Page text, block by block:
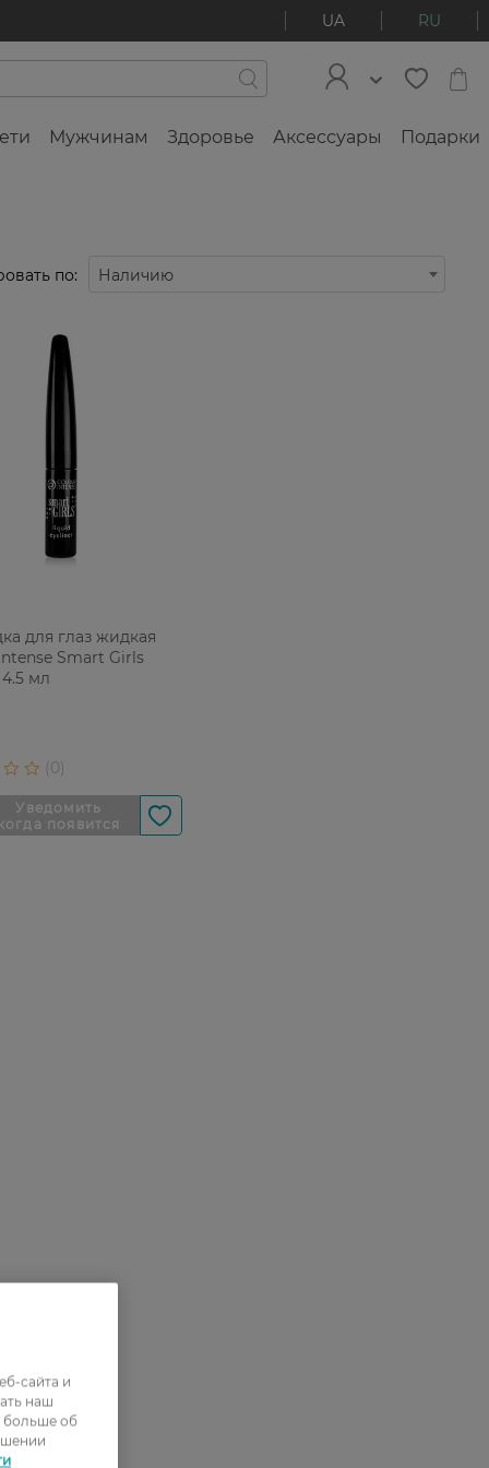
UA RU
Мужчинам Здоровье Аксессуары Подарки
по: Наличию
для глаз жидкая
Smart Girls
мл
сайта и
наш
больше об